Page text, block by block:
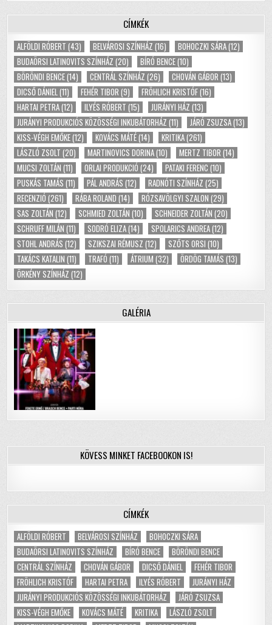
CÍMKÉK
ALFÖLDI RÓBERT (43) BELVÁROSI SZÍNHÁZ (16) BOHOCZKI SÁRA(12)
BUDAÖRSI LATINOVITS SZÍNHÁZ (20) BÍRÓ BENCE(10)
BÖRÖNDI BENCE(14) CENTRÁL SZÍNHÁZ (26) CHOVÁN GÁBOR (13)
DICSŐ DÁNIEL (11) FEHÉR TIBOR (9) FRÖHLICH KRISTÓF(16)
HARTAI PETRA(12) ILYÉS RÓBERT (15) JURÁNYI HÁZ (13)
JURÁNYI PRODUKCIÓS KÖZÖSSÉGI INKUBÁTORHÁZ (11) JÁRÓ ZSUZSA(13)
KISS-VÉGH EMŐKE(12) KOVÁCS MÁTÉ(14) KRITIKA(261)
LÁSZLÓ ZSOLT (20) MARTINOVICS DORINA(10) MERTZ TIBOR (14)
MUCSI ZOLTÁN (11) ORLAI PRODUKCIÓ (24) PATAKI FERENC (10)
PUSKÁS TAMÁS (11) PÁL ANDRÁS (12) RADNÓTI SZÍNHÁZ (25)
RECENZIÓ (261) RÁBA ROLAND (14) RÓZSAVÖLGYI SZALON (29)
SAS ZOLTÁN (12) SCHMIED ZOLTÁN (10) SCHNEIDER ZOLTÁN (20)
SCHRUFF MILÁN (11) SODRÓ ELIZA(14) SPOLARICS ANDREA(12)
STOHL ANDRÁS (12) SZIKSZAI RÉMUSZ (12) SZŐTS ORSI (10)
TAKÁCS KATALIN (11) TRAFÓ (11) ÁTRIUM (32) ÖRDÖG TAMÁS (13)
ÖRKÉNY SZÍNHÁZ (12)
GALÉRIA
KÖVESS MINKET FACEBOOKON IS!
CÍMKÉK
ALFÖLDI RÓBERT BELVÁROSI SZÍNHÁZ
BOHOCZKI SÁRA
BUDAÖRSI LATINOVITS SZÍNHÁZ
BÍRÓ BENCE
BÖRÖNDI BENCE
CENTRÁL SZÍNHÁZ
CHOVÁN GÁBOR DICSŐ DÁNIEL
FEHÉR TIBOR
FRÖHLICH KRISTÓF
HARTAI PETRA ILYÉS RÓBERT
JURÁNYI HÁZ
JURÁNYI PRODUKCIÓS KÖZÖSSÉGI INKUBÁTORHÁZ
JÁRÓ ZSUZSA
KISS-VÉGH EMŐKE
KOVÁCS MÁTÉ KRITIKA
LÁSZLÓ ZSOLT